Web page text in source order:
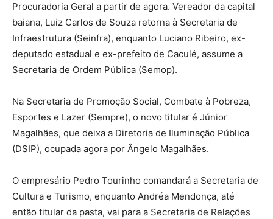
Procuradoria Geral a partir de agora. Vereador da capital
baiana, Luiz Carlos de Souza retorna à Secretaria de
Infraestrutura (Seinfra), enquanto Luciano Ribeiro, ex-
deputado estadual e ex-prefeito de Caculé, assume a
Secretaria de Ordem Pública (Semop).
Na Secretaria de Promoção Social, Combate à Pobreza,
Esportes e Lazer (Sempre), o novo titular é Júnior
Magalhães, que deixa a Diretoria de Iluminação Pública
(DSIP), ocupada agora por Ângelo Magalhães.
O empresário Pedro Tourinho comandará a Secretaria de
Cultura e Turismo, enquanto Andréa Mendonça, até
então titular da pasta, vai para a Secretaria de Relações